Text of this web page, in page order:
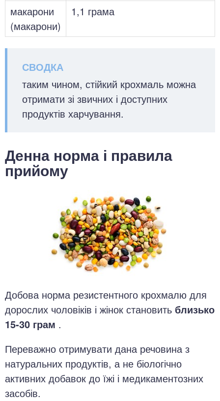
макарони
(макарони)
1,1 грама
таким чином, стійкий крохмаль можна
отримати зі звичних і доступних
продуктів харчування.
Денна норма і правила
прийому
Добова норма резистентного крохмалю для
дорослих чоловіків і жінок становить близько
15-30 грам .
Переважно отримувати дана речовина з
натуральних продуктів, а не біологічно
активних добавок до їжі і медикаментозних
засобів.